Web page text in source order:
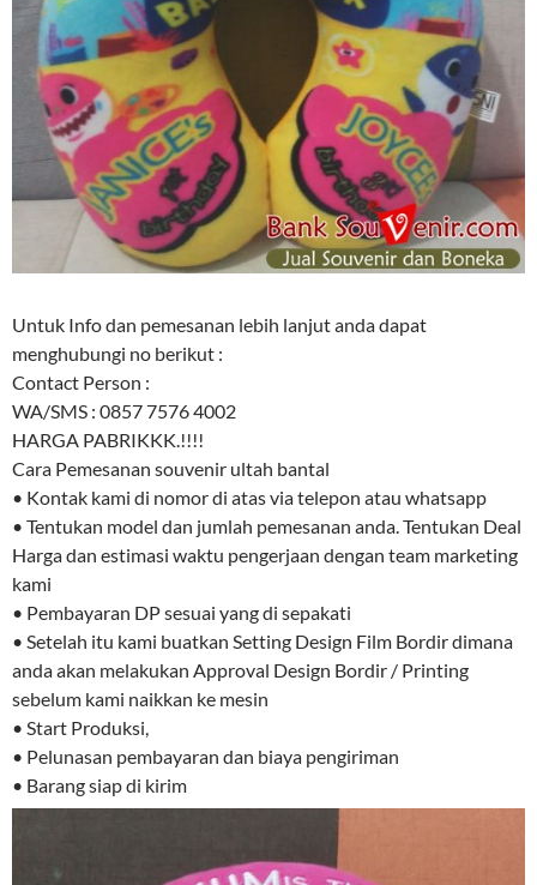
Untuk Info dan pemesanan lebih lanjut anda dapat
menghubungi no berikut :
Contact Person :
WA/SMS : 0857 7576 4002
HARGA PABRIKKK.!!!!
Cara Pemesanan souvenir ultah bantal
• Kontak kami di nomor di atas via telepon atau whatsapp
• Tentukan model dan jumlah pemesanan anda. Tentukan Deal
Harga dan estimasi waktu pengerjaan dengan team marketing
kami
• Pembayaran DP sesuai yang di sepakati
• Setelah itu kami buatkan Setting Design Film Bordir dimana
anda akan melakukan Approval Design Bordir / Printing
sebelum kami naikkan ke mesin
• Start Produksi,
• Pelunasan pembayaran dan biaya pengiriman
• Barang siap di kirim